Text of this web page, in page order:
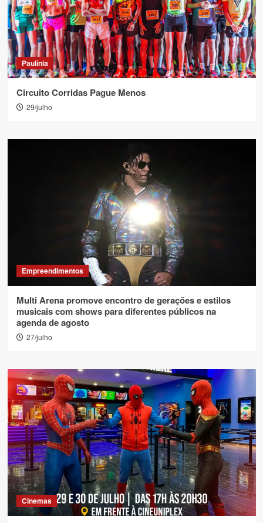
Paulínia
Circuito Corridas Pague Menos
29/julho
Empreendimentos
Multi Arena promove encontro de gerações e estilos
musicais com shows para diferentes públicos na
agenda de agosto
27/julho
Cinemas